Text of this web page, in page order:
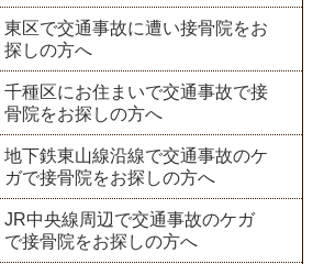
東区で交通事故に遭い接骨院をお
探しの方へ
千種区にお住まいで交通事故で接
骨院をお探しの方へ
地下鉄東山線沿線で交通事故のケ
ガで接骨院をお探しの方へ
JR中央線周辺で交通事故のケガ
で接骨院をお探しの方へ